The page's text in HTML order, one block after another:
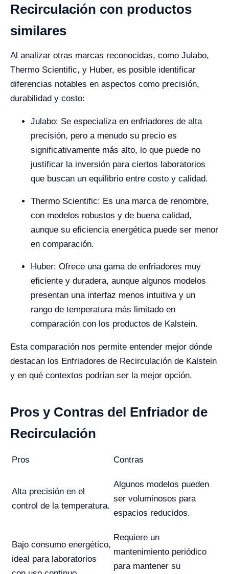
Recirculación con productos
similares
Al analizar otras marcas reconocidas, como Julabo,
Thermo Scientific, y Huber, es posible identificar
diferencias notables en aspectos como precisión,
durabilidad y costo:
Julabo: Se especializa en enfriadores de alta
precisión, pero a menudo su precio es
significativamente más alto, lo que puede no
justificar la inversión para ciertos laboratorios
que buscan un equilibrio entre costo y calidad.
Thermo Scientific: Es una marca de renombre,
con modelos robustos y de buena calidad,
aunque su eficiencia energética puede ser menor
en comparación.
Huber: Ofrece una gama de enfriadores muy
eficiente y duradera, aunque algunos modelos
presentan una interfaz menos intuitiva y un
rango de temperatura más limitado en
comparación con los productos de Kalstein.
Esta comparación nos permite entender mejor dónde
destacan los Enfriadores de Recirculación de Kalstein
y en qué contextos podrían ser la mejor opción.
Pros y Contras del Enfriador de
Recirculación
Pros Contras
Alta precisión en el
control de la temperatura.
Algunos modelos pueden
ser voluminosos para
espacios reducidos.
Bajo consumo energético,
ideal para laboratorios
Requiere un
mantenimiento periódico
para mantener su